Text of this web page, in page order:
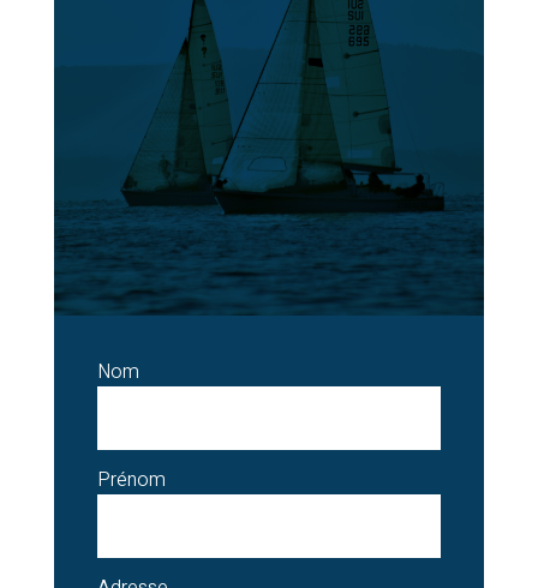
Nom
Prénom